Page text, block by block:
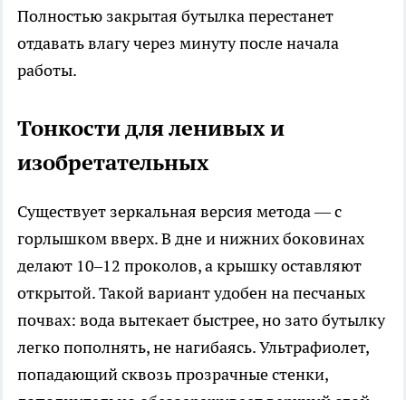
Полностью закрытая бутылка перестанет
отдавать влагу через минуту после начала
работы.
Тонкости для ленивых и
изобретательных
Существует зеркальная версия метода — с
горлышком вверх. В дне и нижних боковинах
делают 10–12 проколов, а крышку оставляют
открытой. Такой вариант удобен на песчаных
почвах: вода вытекает быстрее, но зато бутылку
легко пополнять, не нагибаясь. Ультрафиолет,
попадающий сквозь прозрачные стенки,